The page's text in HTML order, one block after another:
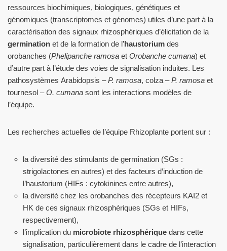
ressources biochimiques, biologiques, génétiques et
génomiques (transcriptomes et génomes) utiles d’une part à la
caractérisation des signaux rhizosphériques d’élicitation de la
germination et de la formation de l’haustorium des
orobanches (Phelipanche ramosa et Orobanche cumana) et
d’autre part à l’étude des voies de signalisation induites. Les
pathosystèmes Arabidopsis –P. ramosa, colza –P. ramosa et
tournesol –O. cumana sont les interactions modèles de
l’équipe.
Les recherches actuelles de l’équipe Rhizoplante portent sur :
la diversité des stimulants de germination (SGs :
strigolactones en autres) et des facteurs d’induction de
l’haustorium (HIFs : cytokinines entre autres),
la diversité chez les orobanches des récepteurs KAI2 et
HK de ces signaux rhizosphériques (SGs et HIFs,
respectivement),
l’implication du microbiote rhizosphérique dans cette
signalisation, particulièrement dans le cadre de l’interaction